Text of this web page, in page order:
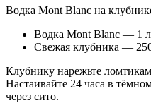
Водка Mont Blanc на
Водка Mont Blanc — 1 л
Свежая клубника —
Клубнику нарежьте
Настаивайте 24 часа в
через сито.